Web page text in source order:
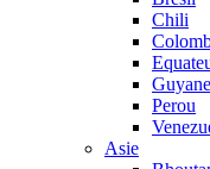
Chili
Perou
Asie